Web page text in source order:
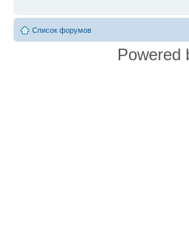
Список форумов
Powered